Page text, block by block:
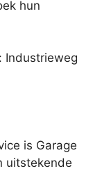
hun
Industrieweg
is Garage
uitstekende